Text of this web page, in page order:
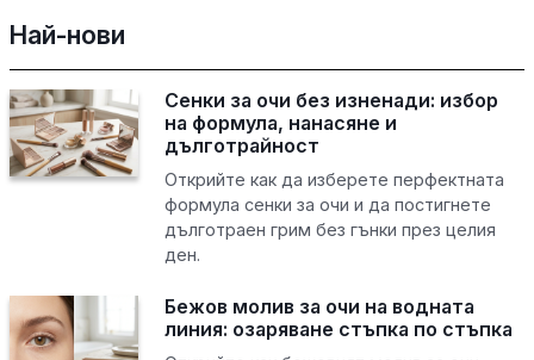
Най-нови
Сенки за очи без изненади: избор
на формула, нанасяне и
дълготрайност
Открийте как да изберете перфектната
формула сенки за очи и да постигнете
дълготраен грим без гънки през целия
ден.
Бежов молив за очи на водната
линия: озаряване стъпка по стъпка